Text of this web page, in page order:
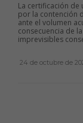
La certificación de
por la contención
ante el volumen
consecuencia de
imprevisibles
24 de octubre de